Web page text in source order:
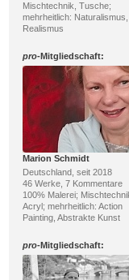
Mischtechnik, Tusche;
mehrheitlich: Naturalismus,
Realismus
pro-Mitgliedschaft:
Marion Schmidt
Deutschland, seit 2018
46 Werke, 7 Kommentare
100% Malerei;
Acryl; mehrheitlich: Action
Painting, Abstrakte Kunst
pro-Mitgliedschaft: